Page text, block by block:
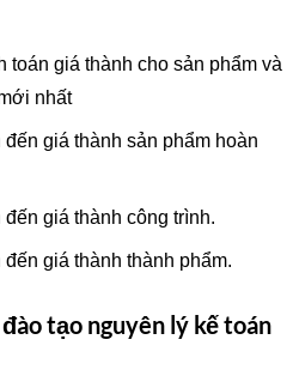
toán giá thành cho sản phẩm và
nhất
giá thành sản phẩm hoàn
giá thành công trình.
giá thành thành phẩm.
tạo nguyên lý kế toán